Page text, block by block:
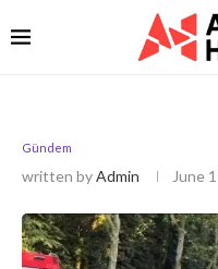
Gündem
written byAdmin June